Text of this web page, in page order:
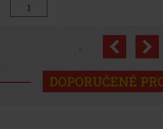
Previous
DOPORUČENÉ